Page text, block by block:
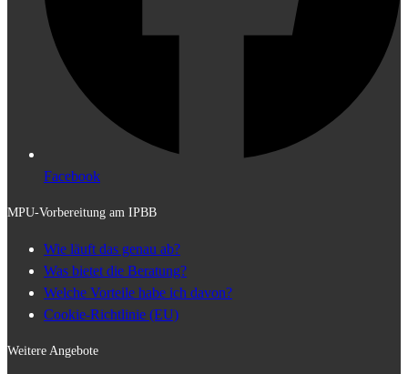
Facebook
MPU-Vorbereitung am IPBB
Wie läuft das genau ab?
Was bietet die Beratung?
Welche Vorteile habe ich davon?
Cookie-Richtlinie (EU)
Weitere Angebote